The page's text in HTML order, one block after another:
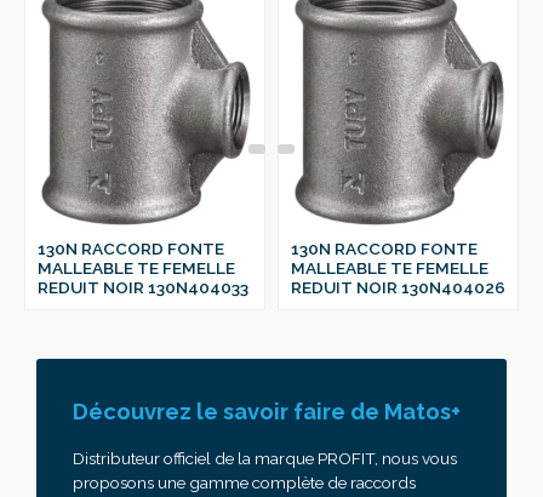
130N RACCORD FONTE
MALLEABLE TE FEMELLE
REDUIT NOIR 130N404033
130N RACCORD FONTE
MALLEABLE TE FEMELLE
REDUIT NOIR 130N404026
Découvrez le savoir faire de Matos+
Distributeur officiel de la marque PROFIT, nous vous
proposons une gamme complète de raccords